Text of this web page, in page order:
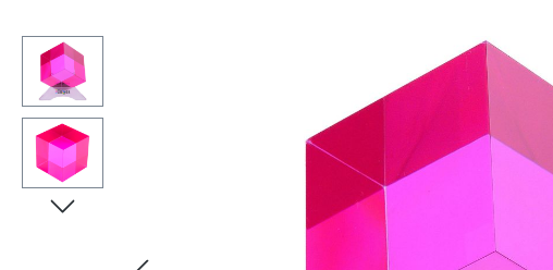
Bildergalerie überspringen